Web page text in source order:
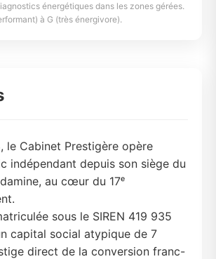
énergétiques dans les zones gérées.
à G (très énergivore).
le Cabinet Prestigère opère
indépendant depuis son siège du
au cœur du 17ᵉ
sous le SIREN 419 935
capital social atypique de 7
direct de la conversion franc-